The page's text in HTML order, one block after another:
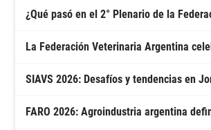
¿Qué pasó en el 2° Plenario de la
La Federación Veterinaria Argentina
SIAVS 2026: Desafíos y tendencias en
FARO 2026: Agroindustria argentina